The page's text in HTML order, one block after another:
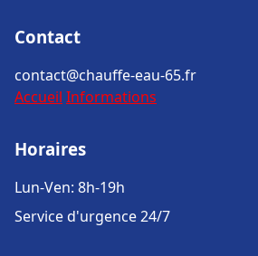
Contact
contact@chauffe-eau-65.fr
Accueil Informations
Horaires
Lun-Ven: 8h-19h
Service d'urgence 24/7